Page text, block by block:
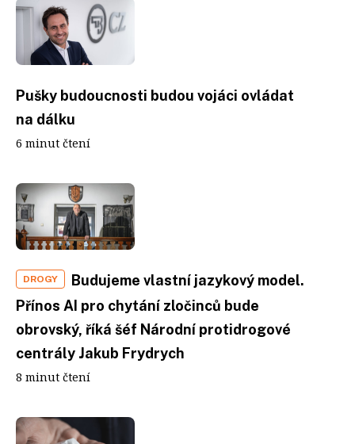
Pušky budoucnosti budou vojáci ovládat
na dálku
6 minut čtení
DROGY
Budujeme vlastní jazykový model.
Přínos AI pro chytání zločinců bude
obrovský, říká šéf Národní protidrogové
centrály Jakub Frydrych
8 minut čtení